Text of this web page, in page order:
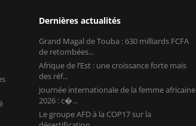
Dernières actualités
Grand Magal de Touba : 630 milliards FCFA
de retombées...
Afrique de l’Est : une croissance forte mais
des réf...
Journée internationale de la femme africaine
2026 : c�...
Le groupe AFD à la COP17 sur la